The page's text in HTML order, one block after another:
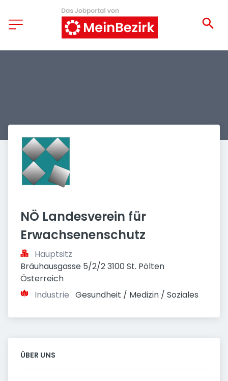
NÖ Landesverein für
Erwachsenenschutz
Hauptsitz
Bräuhausgasse 5/2/2 3100 St. Pölten
Österreich
Industrie Gesundheit / Medizin / Soziales
ÜBER UNS